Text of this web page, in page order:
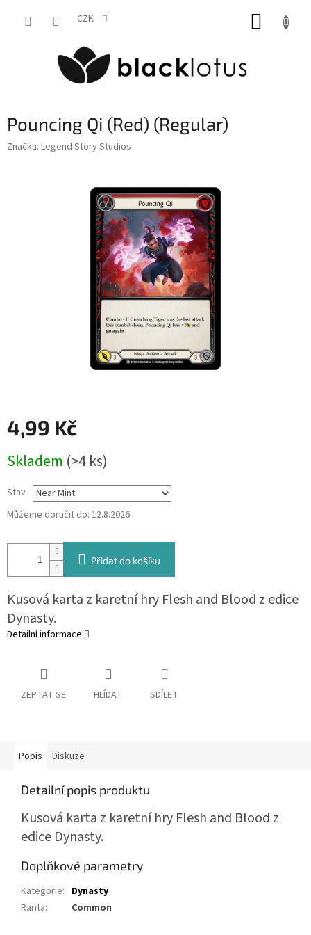
CZK
Pouncing Qi (Red) (Regular)
Značka: Legend Story Studios
4,99 Kč
cena:
Skladem (>4 ks)
Stav
Můžeme doručit do: 12.8.2026
Přidat do košíku
Kusová karta z karetní hry Flesh and Blood z edice
Dynasty.
Detailní informace
ZEPTAT SE HLÍDAT SDÍLET
Popis Diskuze
Detailní popis produktu
Kusová karta z karetní hry Flesh and Blood z
edice Dynasty.
Doplňkové parametry
Kategorie: Dynasty
Rarita: Common